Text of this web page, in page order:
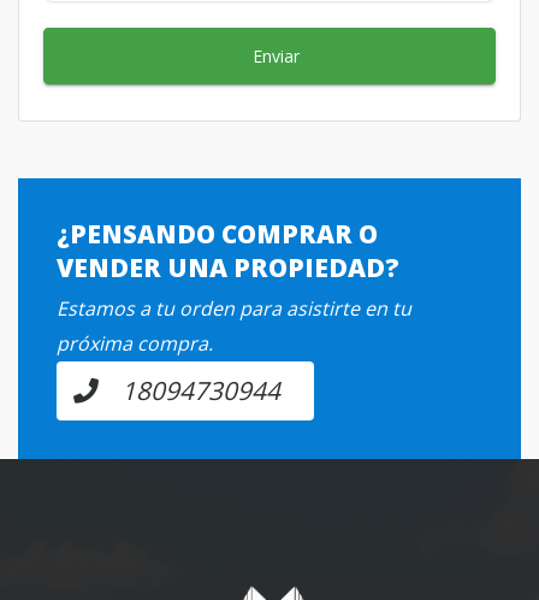
Enviar
¿PENSANDO COMPRAR O
VENDER UNA PROPIEDAD?
Estamos a tu orden para asistirte en tu
próxima compra.
18094730944